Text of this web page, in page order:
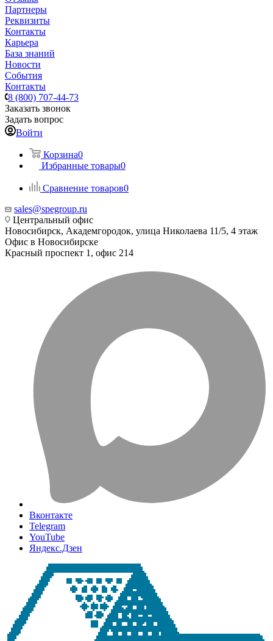
Партнеры
Реквизиты
Контакты
Карьера
База знаний
Новости
События
Контакты
8 (800) 707-44-73
Заказать звонок
Задать вопрос
Войти
Корзина0
Избранные товары0
Сравнение товаров0
sales@spegroup.ru
Центральный офис
Новосибирск, Академгородок, улица Николаева 11/5, 4 этаж
Офис в Новосибирске
Красный проспект 1, офис 214
Вконтакте
Telegram
YouTube
Яндекс.Дзен